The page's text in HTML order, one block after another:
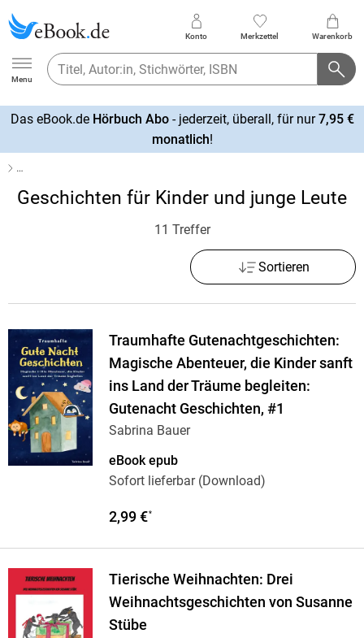
Ebook.de
Menu
Konto Merkzettel Warenkorb
Das eBook.de Hörbuch Abo- jederzeit, überall, für nur7,95 €
monatlich!
…
Geschichten für Kinder und junge Leute
11 Treffer
Sortieren
Traumhafte Gutenachtgeschichten:
Magische Abenteuer, die Kinder sanft
ins Land der Träume begleiten:
Gutenacht Geschichten, #1
Sabrina Bauer
eBook epub
Sofort lieferbar (Download)
2,99 €*
Tierische Weihnachten: Drei
Weihnachtsgeschichten von Susanne
Stübe